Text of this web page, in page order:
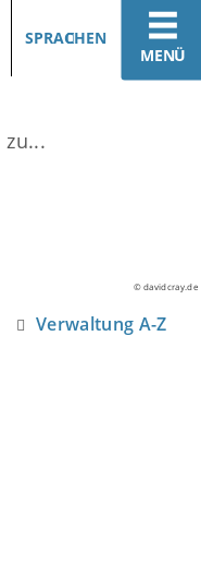
MENÜ
SPRACHEN
© davidcray.de
Verwaltung A-Z